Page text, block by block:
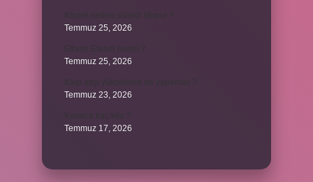
Temmuz 25, 2026
Temmuz 25, 2026
Temmuz 23, 2026
Temmuz 17, 2026